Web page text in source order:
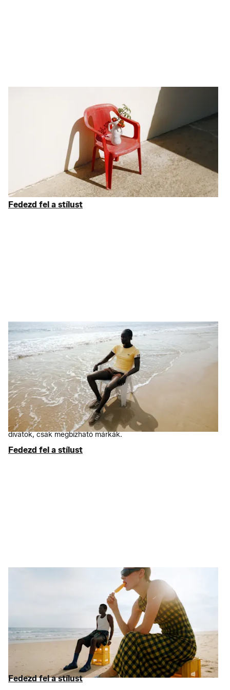
Belsőépítészet kis
költségvetéssel
A lakásod megjelenése sem maradhat el mögötted. Az üde
hálószobai textíliák kedvet csinálnak a korai lefekvéshez, míg a
konyhai kiegészítőkkülönleges élménnyé varázsolják a
mindennapokat – összeválogattuk a legjobb lakberendezési
kiegészítőket, akár 75% kedvezménnyel az RRP-hez képest.
Fedezd fel a stílust
Töltődj fel
A teljesítmény is lehet
személyre szabott
Akár komolyan gyúrsz, akár az esztétikára összpontosítasz,
nálunk megtalálod a megfelelő felszerelést. Összeválogattuk a
legnépszerűbb márkák – például azAdidas
Balance– csúcsminőségűsportruházatátés
75% kedvezménnyel az RRP-hez képest. Nincsenek átmeneti
divatok, csak megbízható márkák.
Fedezd fel a stílust
Te szárnyalj, ne az árak
A nyári ruhaváltás a legfontosabb dolgokkal kezdődik. A
klasszikusoktól és a Levi’s farmeroktól kezdve a
figyelmet érdemelőfürdőruhákigés ruhákig , a legjobb
termékeket kínáljuk akár 75% kedvezménnyel az RRP-hez
képest. Zárd be a
bőröndjeidés indulj. Köztük ONLY és a
többiek.
Fedezd fel a stílust